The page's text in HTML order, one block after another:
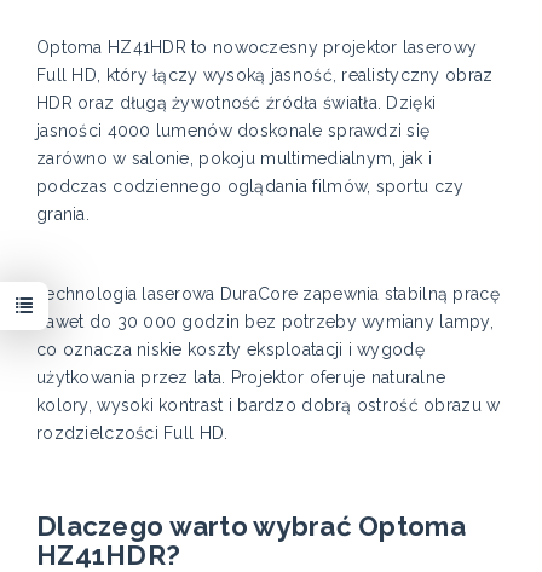
Optoma HZ41HDR to nowoczesny projektor laserowy
Full HD, który łączy wysoką jasność, realistyczny obraz
HDR oraz długą żywotność źródła światła. Dzięki
jasności 4000 lumenów doskonale sprawdzi się
zarówno w salonie, pokoju multimedialnym, jak i
podczas codziennego oglądania filmów, sportu czy
grania.
Technologia laserowa DuraCore zapewnia stabilną pracę
nawet do 30 000 godzin bez potrzeby wymiany lampy,
co oznacza niskie koszty eksploatacji i wygodę
użytkowania przez lata. Projektor oferuje naturalne
kolory, wysoki kontrast i bardzo dobrą ostrość obrazu w
rozdzielczości Full HD.
Dlaczego warto wybrać Optoma
HZ41HDR?